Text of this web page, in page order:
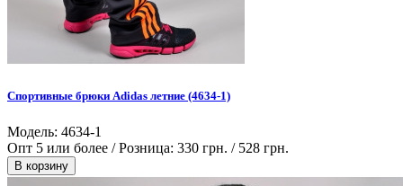
Спортивные брюки Adidas летние (4634-1)
Модель: 4634-1
Опт 5 или более / Розница: 330 грн. / 528 грн.
В корзину